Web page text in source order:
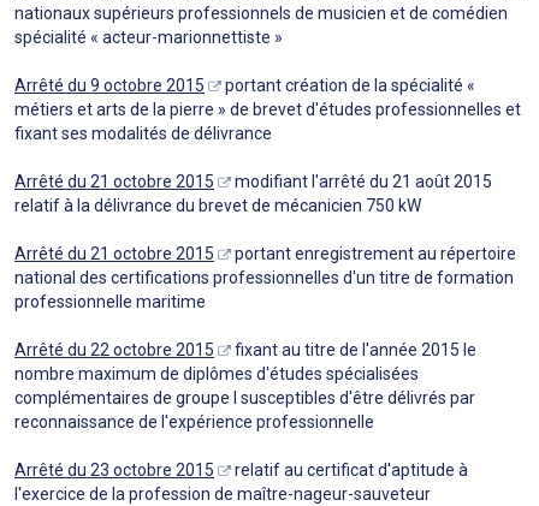
nationaux supérieurs professionnels de musicien et de comédien
spécialité « acteur-marionnettiste »
Arrêté du 9 octobre 2015
portant création de la spécialité «
métiers et arts de la pierre » de brevet d'études professionnelles et
fixant ses modalités de délivrance
Arrêté du 21 octobre 2015
modifiant l'arrêté du 21 août 2015
relatif à la délivrance du brevet de mécanicien 750 kW
Arrêté du 21 octobre 2015
portant enregistrement au répertoire
national des certifications professionnelles d'un titre de formation
professionnelle maritime
Arrêté du 22 octobre 2015
fixant au titre de l'année 2015 le
nombre maximum de diplômes d'études spécialisées
complémentaires de groupe I susceptibles d'être délivrés par
reconnaissance de l'expérience professionnelle
Arrêté du 23 octobre 2015
relatif au certificat d'aptitude à
l'exercice de la profession de maître-nageur-sauveteur